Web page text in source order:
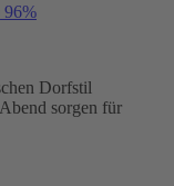
96%
Dorfstil
sorgen für